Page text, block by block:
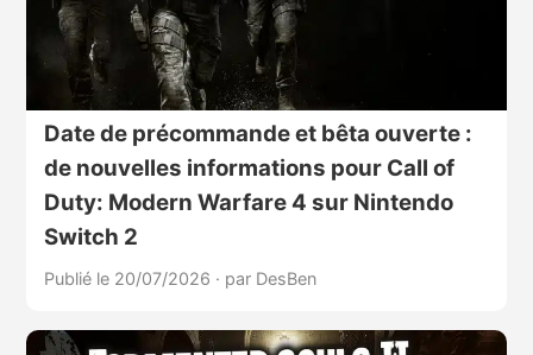
Date de précommande et bêta ouverte :
de nouvelles informations pour Call of
Duty: Modern Warfare 4 sur Nintendo
Switch 2
Publié le 20/07/2026 · par DesBen